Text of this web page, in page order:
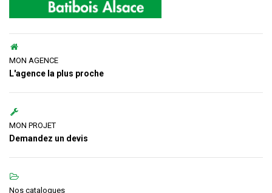
MON AGENCE
L'agence la plus proche
MON PROJET
Demandez un devis
Nos catalogues